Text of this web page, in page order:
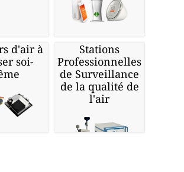
d'air à
soi-
Stations
Professionnelles
de Surveillance
de la qualité de
l'air